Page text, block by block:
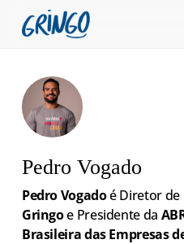
Pular
para
conteúdo
principal
Pedro Vogado
Pedro Vogadoé Diretor de
Gringoe Presidente da
Brasileira das Empresas